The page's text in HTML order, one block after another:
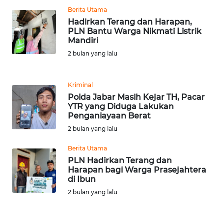
Berita Utama
Hadirkan Terang dan Harapan,
PLN Bantu Warga Nikmati Listrik
Mandiri
2 bulan yang lalu
Kriminal
Polda Jabar Masih Kejar TH, Pacar
YTR yang Diduga Lakukan
Penganiayaan Berat
2 bulan yang lalu
Berita Utama
PLN Hadirkan Terang dan
Harapan bagi Warga Prasejahtera
di Ibun
2 bulan yang lalu
WN
TAPANULI
SELATAN
WN
KARO
SIMALUNGUN
WN
LABUHANBATU